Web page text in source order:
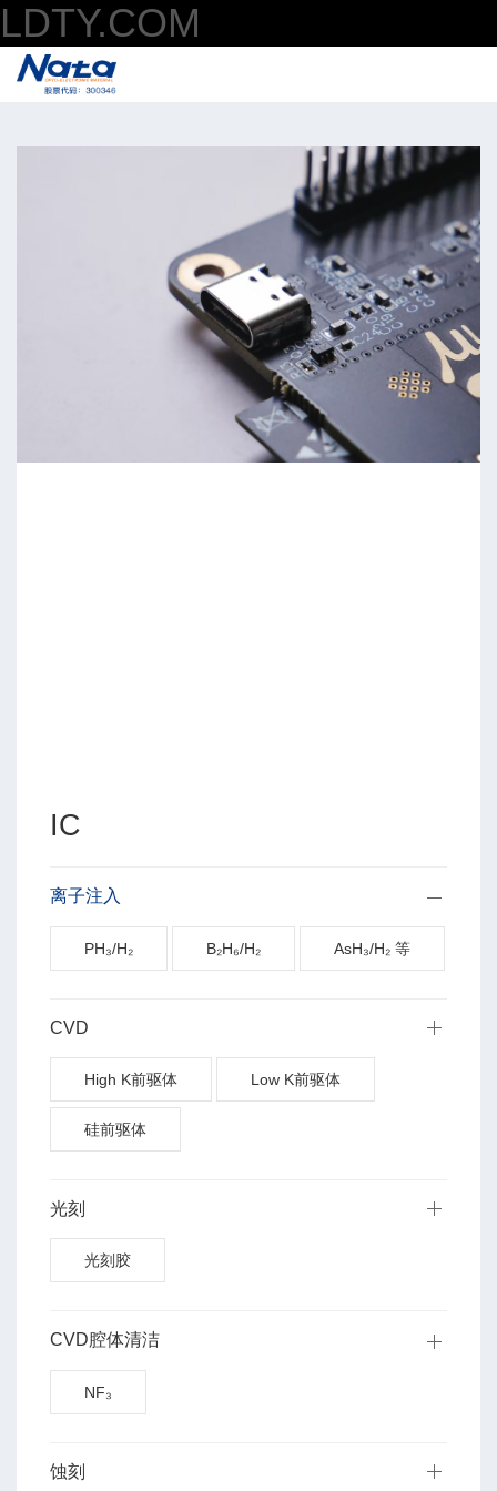
LDTY.COM
IC
离子注入
PH₃/H₂ B₂H₆/H₂ AsH₃/H₂ 等
CVD
High K前驱体 Low K前驱体
硅前驱体
光刻
光刻胶
CVD腔体清洁
NF₃
蚀刻